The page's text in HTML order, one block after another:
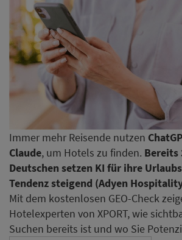
Immer mehr Reisende nutzen
Claude, um Hotels zu finden. Bereits
Deutschen setzen KI für ihre
Tendenz steigend (Adyen
Mit dem kostenlosen GEO-Check
Hotelexperten von XPORT, wie
Suchen bereits ist und wo Sie